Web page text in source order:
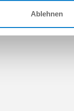
Ablehnen